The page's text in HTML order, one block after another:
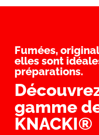
Fumées,
elles sont
préparations.
gamme
KNACKI®